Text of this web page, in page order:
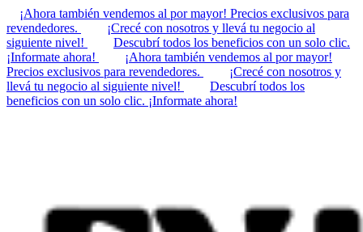
¡Ahora también vendemos al por mayor! Precios exclusivos para
revendedores.
¡Crecé con nosotros y llevá tu negocio al
siguiente nivel!
Descubrí todos los beneficios con un solo clic.
¡Informate ahora!
¡Ahora también vendemos al por mayor!
Precios exclusivos para revendedores.
¡Crecé con nosotros y
llevá tu negocio al siguiente nivel!
Descubrí todos los
beneficios con un solo clic. ¡Informate ahora!